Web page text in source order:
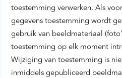
toestemming verwerken. Als
gegevens toestemming wordt
gebruik van beeldmateriaal
toestemming op elk moment
Wijziging van toestemming is
inmiddels gepubliceerd